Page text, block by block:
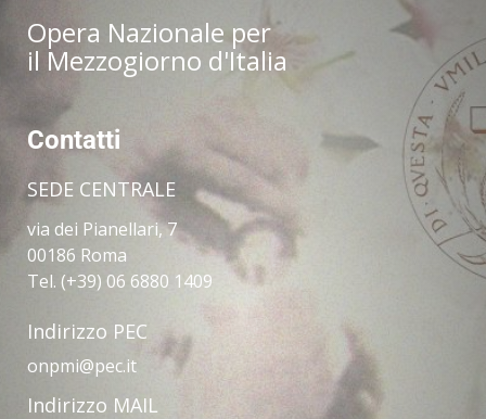
Opera Nazionale per
il Mezzogiorno d'Italia
Contatti
SEDE CENTRALE
via dei Pianellari, 7
00186 Roma
Tel. (+39) 06 6880 1409
Indirizzo PEC
onpmi@pec.it
Indirizzo MAIL